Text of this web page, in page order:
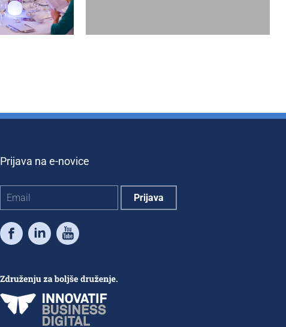
Prijava na e-novice
FacebookLinkedInYoutube